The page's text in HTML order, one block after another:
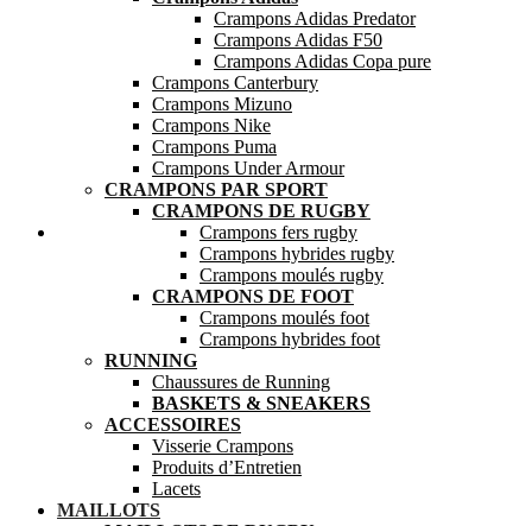
Crampons Adidas Predator
Crampons Adidas F50
Crampons Adidas Copa pure
Crampons Canterbury
Crampons Mizuno
Crampons Nike
Crampons Puma
Crampons Under Armour
CRAMPONS PAR SPORT
CRAMPONS DE RUGBY
Crampons fers rugby
Crampons hybrides rugby
Crampons moulés rugby
CRAMPONS DE FOOT
Crampons moulés foot
Crampons hybrides foot
RUNNING
Chaussures de Running
BASKETS & SNEAKERS
ACCESSOIRES
Visserie Crampons
Produits d’Entretien
Lacets
MAILLOTS